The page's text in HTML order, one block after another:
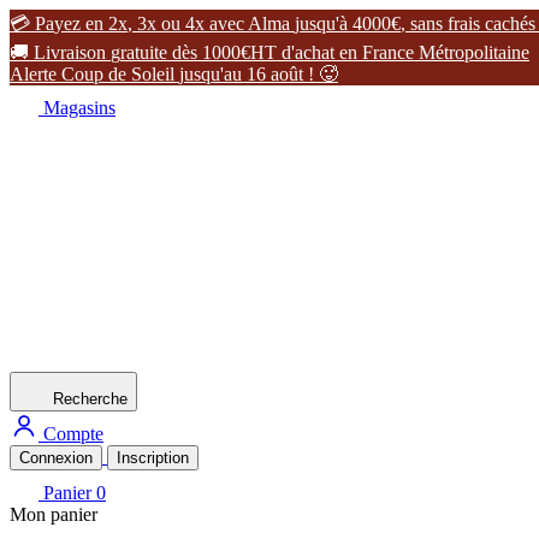
 Payez en 2x, 3x ou 4x avec Alma jusqu'à 4000€, sans frais cachés
 Livraison gratuite dès 1000€HT d'achat en France Métropolitaine
Alerte Coup de Soleil jusqu'au 16 août ! 
Magasins
Recherche
Compte
Connexion Inscription
Panier 0
Mon panier